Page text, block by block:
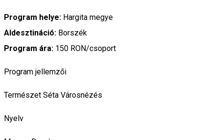
Program helye: Hargita megye
Aldesztináció: Borszék
Program ára: 150 RON/csoport
Program jellemzői
Természet Séta Városnézés
Nyelv